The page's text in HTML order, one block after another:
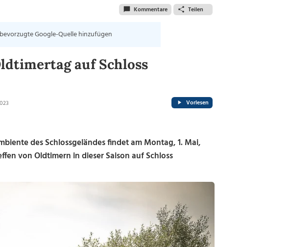
Kommentare Teilen
Google-Quelle hinzufügen
auf Schloss
Vorlesen
des Schlossgeländes findet am Montag, 1. Mai,
von Oldtimern in dieser Saison auf Schloss